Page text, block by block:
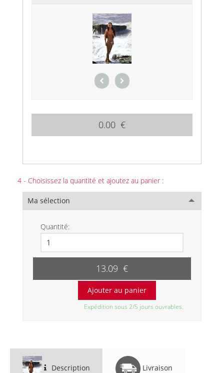
0.00 €
4 - Choisissez la quantité et ajoutez au panier :
Ma sélection
Quantité:
13.09 €
Expédition sous 2/5 jours ouvrables.
Description Livraison